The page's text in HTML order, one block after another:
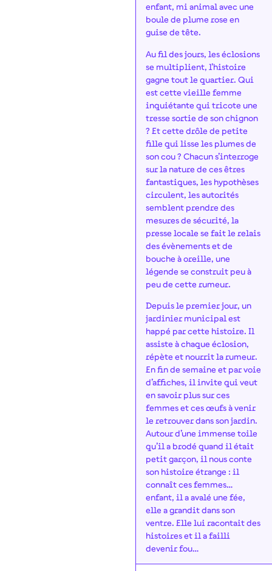
enfant, mi animal avec une
boule de plume rose en
guise de tête.
Au fil des jours, les éclosions
se multiplient, l’histoire
gagne tout le quartier. Qui
est cette vieille femme
inquiétante qui tricote une
tresse sortie de son chignon
? Et cette drôle de petite
fille qui lisse les plumes de
son cou ? Chacun s’interroge
sur la nature de ces êtres
fantastiques, les hypothèses
circulent, les autorités
semblent prendre des
mesures de sécurité, la
presse locale se fait le relais
des évènements et de
bouche à oreille, une
légende se construit peu à
peu de cette rumeur.
Depuis le premier jour, un
jardinier municipal est
happé par cette histoire. Il
assiste à chaque éclosion,
répète et nourrit la rumeur.
En fin de semaine et par voie
d’affiches, il invite qui veut
en savoir plus sur ces
femmes et ces œufs à venir
le retrouver dans son jardin.
Autour d’une immense toile
qu’il a brodé quand il était
petit garçon, il nous conte
son histoire étrange : il
connaît ces femmes…
enfant, il a avalé une fée,
elle a grandit dans son
ventre. Elle lui racontait des
histoires et il a failli
devenir fou…